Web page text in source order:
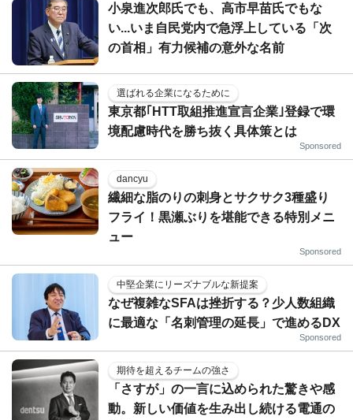
小泉進次郎氏でも、高市早苗氏でもな
い...いま自民党内で急浮上している「次
の首相」有力候補の意外な名前
選ばれる企業になるために
東京都｢HTT取組推進宣言企業｣登録で環
境配慮時代を勝ち抜く具体策とは
Sponsored
dancyu
繊細な脂のりの刺身とサクサク3種盛り
フライ！黒瀬ぶりを堪能できる特別メニ
ュー
Sponsored
中堅企業にリーズナブルな新提案
なぜ複雑なSFAは挫折する？少人数組織
に最適な「名刺管理の延長」で進めるDX
Sponsored
期待を超えるチームの強さ
「さすが」の一言に込められた驚きや感
動。新しい価値を生み出し続ける電通の